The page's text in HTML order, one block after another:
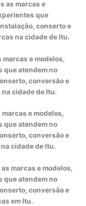
as marcas e
que
conserto e
na cidade de Itu.
e modelos,
que atendem no
conversão e
cidade de Itu.
e modelos,
que atendem no
conversão e
cidade de Itu.
marcas e modelos,
que atendem no
conversão e
em Itu.